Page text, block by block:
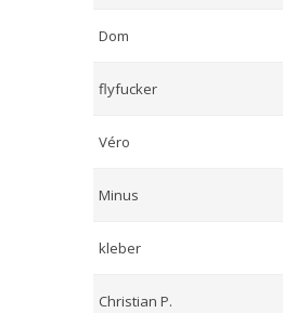
Dom
flyfucker
Véro
Minus
kleber
Christian P.